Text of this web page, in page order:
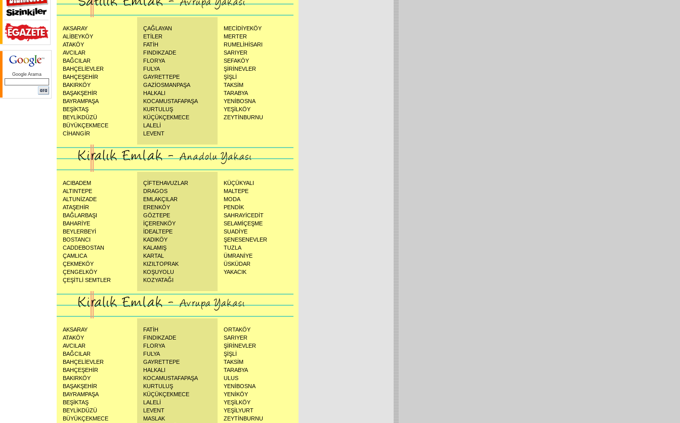
Google Arama
AKSARAY
ALİBEYKÖY
ATAKÖY
AVCILAR
BAĞCILAR
BAHÇELİEVLER
BAHÇEŞEHİR
BAKIRKÖY
BAŞAKŞEHİR
BAYRAMPAŞA
BEŞİKTAŞ
BEYLİKDÜZÜ
BÜYÜKÇEKMECE
CİHANGİR
ÇAĞLAYAN
ETİLER
FATİH
FINDIKZADE
FLORYA
FULYA
GAYRETTEPE
GAZİOSMANPAŞA
HALKALI
KOCAMUSTAFAPAŞA
KURTULUŞ
KÜÇÜKÇEKMECE
LALELİ
LEVENT
MECİDİYEKÖY
MERTER
RUMELİHİSARI
SARIYER
SEFAKÖY
ŞİRİNEVLER
ŞİŞLİ
TAKSİM
TARABYA
YENİBOSNA
YEŞİLKÖY
ZEYTİNBURNU
ACIBADEM
ALTINTEPE
ALTUNİZADE
ATAŞEHİR
BAĞLARBAŞI
BAHARİYE
BEYLERBEYİ
BOSTANCI
CADDEBOSTAN
ÇAMLICA
ÇEKMEKÖY
ÇENGELKÖY
ÇEŞİTLİ SEMTLER
ÇİFTEHAVUZLAR
DRAGOS
EMLAKÇILAR
ERENKÖY
GÖZTEPE
İÇERENKÖY
İDEALTEPE
KADIKÖY
KALAMIŞ
KARTAL
KIZILTOPRAK
KOŞUYOLU
KOZYATAĞI
KÜÇÜKYALI
MALTEPE
MODA
PENDİK
SAHRAYİCEDİT
SELAMİÇEŞME
SUADİYE
ŞENESENEVLER
TUZLA
ÜMRANİYE
ÜSKÜDAR
YAKACIK
AKSARAY
ATAKÖY
AVCILAR
BAĞCILAR
BAHÇELİEVLER
BAHÇEŞEHİR
BAKIRKÖY
BAŞAKŞEHİR
BAYRAMPAŞA
BEŞİKTAŞ
BEYLİKDÜZÜ
BÜYÜKÇEKMECE
FATİH
FINDIKZADE
FLORYA
FULYA
GAYRETTEPE
HALKALI
KOCAMUSTAFAPAŞA
KURTULUŞ
KÜÇÜKÇEKMECE
LALELİ
LEVENT
MASLAK
ORTAKÖY
SARIYER
ŞİRİNEVLER
ŞİŞLİ
TAKSİM
TARABYA
ULUS
YENİBOSNA
YENİKÖY
YEŞİLKÖY
YEŞİLYURT
ZEYTİNBURNU